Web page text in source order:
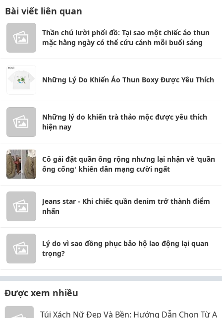
Bài viết liên quan
Thần chú lười phối đồ: Tại sao một chiếc áo thun
mặc hằng ngày có thể cứu cánh mỗi buổi sáng
Những Lý Do Khiến Áo Thun Boxy Được Yêu Thích
Những lý do khiến trà thảo mộc được yêu thích
hiện nay
Cô gái đặt quần ống rộng nhưng lại nhận về 'quần
ống cống' khiến dân mạng cười ngất
Jeans star - Khi chiếc quần denim trở thành điểm
nhấn
Lý do vì sao đồng phục bảo hộ lao động lại quan
trọng?
Được xem nhiều
Túi Xách Nữ Đẹp Và Bền: Hướng Dẫn Chọn Từ A